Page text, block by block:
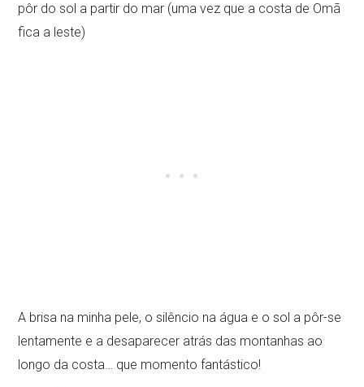
pôr do sol a partir do mar (uma vez que a costa de Omã
fica a leste)
A brisa na minha pele, o silêncio na água e o sol a pôr-se
lentamente e a desaparecer atrás das montanhas ao
longo da costa… que momento fantástico!